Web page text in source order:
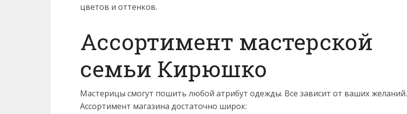
цветов и оттенков.
Ассортимент мастерской
семьи Кирюшко
Мастерицы смогут пошить любой атрибут одежды. Все зависит от ваших желаний.
Ассортимент магазина достаточно широк: